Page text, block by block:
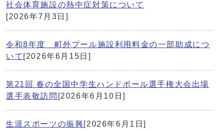
社会体育施設の熱中症対策について
[2026年7月3日]
令和8年度 町外プール施設利用料金の一部助成につ
いて [2026年6月15日]
第21回 春の全国中学生ハンドボール選手権大会出場
選手表敬訪問 [2026年6月10日]
生涯スポーツの振興[2026年6月1日]